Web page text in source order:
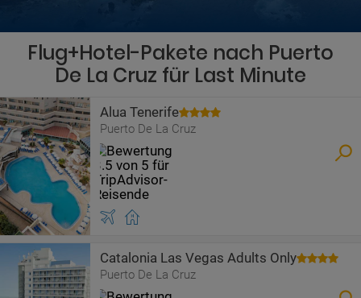
Flug+Hotel-Pakete nach Puerto
De La Cruz für Last Minute
Alua Tenerife
Puerto De La Cruz
Catalonia Las Vegas Adults Only
Puerto De La Cruz